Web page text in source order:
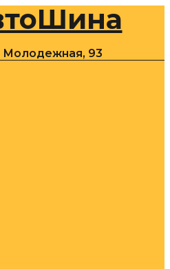
Молодежная, 93